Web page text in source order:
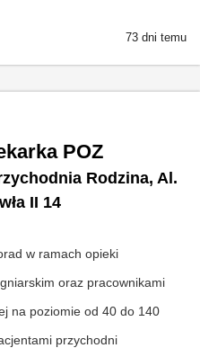
73 dni temu
POZ
Rodzina, Al.
II 14
w ramach opieki
oraz pracownikami
na poziomie od 40 do 140
przychodni